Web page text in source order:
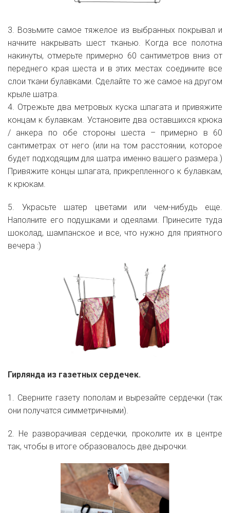
3. Возьмите самое тяжелое из выбранных покрывал и
начните накрывать шест тканью. Когда все полотна
накинуты, отмерьте примерно 60 сантиметров вниз от
переднего края шеста и в этих местах соедините все
слои ткани булавками. Сделайте то же самое на другом
крыле шатра.
4. Отрежьте два метровых куска шпагата и привяжите
концам к булавкам. Установите два оставшихся крюка
/ анкера по обе стороны шеста – примерно в 60
сантиметрах от него (или на том расстоянии, которое
будет подходящим для шатра именно вашего размера.)
Привяжите концы шпагата, прикрепленного к булавкам,
к крюкам.
5. Украсьте шатер цветами или чем-нибудь еще.
Наполните его подушками и одеялами. Принесите туда
шоколад, шампанское и все, что нужно для приятного
вечера :)
Гирлянда из газетных сердечек.
1. Сверните газету пополам и вырезайте сердечки (так
они получатся симметричными).
2. Не разворачивая сердечки, проколите их в центре
так, чтобы в итоге образовалось две дырочки.